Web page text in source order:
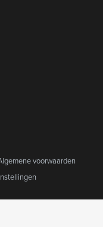
voorwaarden